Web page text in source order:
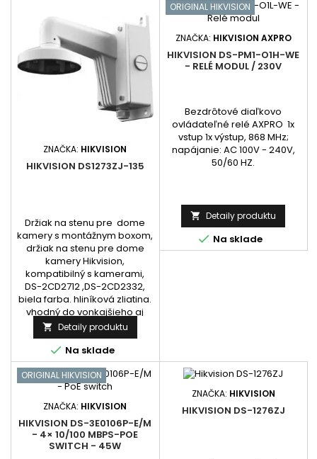
ZNAČKA: HIKVISION
HIKVISION DS1273ZJ-135
Držiak na stenu pre dome
kamery s montážnym boxom,
držiak na stenu pre dome
kamery Hikvision,
kompatibilný s kamerami,
DS-2CD2712 ,DS-2CD2332,
biela farba. hliníková zliatina.
vhodný do vonkajšieho aj
vnútorného prostredia,
rozmery 136 x 242,92 x
290mm.hnotnosť 1475g
 Detaily produktu
 Na sklade
ORIGINAL HIKVISION
ZNAČKA: HIKVISION AXPRO
HIKVISION DS-PM1-O1H-WE
- RELÉ MODUL / 230V
Bezdrôtové diaľkovo
ovládateľné relé AXPRO 1x
vstup 1x výstup, 868 MHz;
napájanie: AC 100V - 240V,
50/60 HZ.
 Detaily produktu
 Na sklade
ORIGINAL HIKVISION
ZNAČKA: HIKVISION
HIKVISION DS-3E0106P-E/M
- 4× 10/100 MBPS-POE
SWITCH - 45W
ZNAČKA: HIKVISION
HIKVISION DS-1276ZJ